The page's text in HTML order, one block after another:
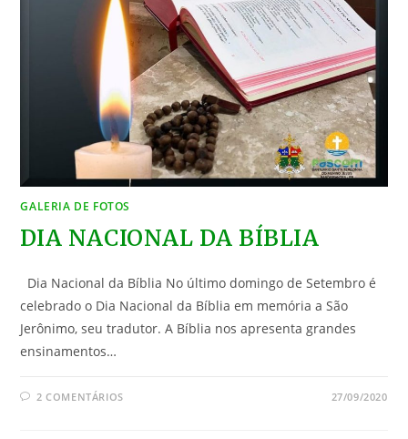
GALERIA DE FOTOS
DIA NACIONAL DA BÍBLIA
Dia Nacional da Bíblia No último domingo de Setembro é
celebrado o Dia Nacional da Bíblia em memória a São
Jerônimo, seu tradutor. A Bíblia nos apresenta grandes
ensinamentos…
2 COMENTÁRIOS 27/09/2020